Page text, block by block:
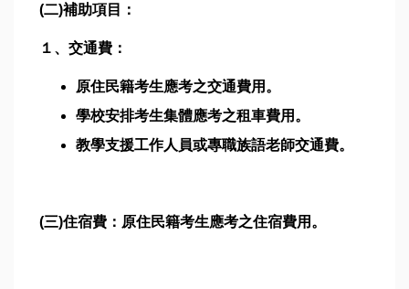
(二)補助項目：
１、交通費：
原住民籍考生應考之交通費用。
學校安排考生集體應考之租車費用。
教學支援工作人員或專職族語老師交通費。
(三)住宿費：原住民籍考生應考之住宿費用。